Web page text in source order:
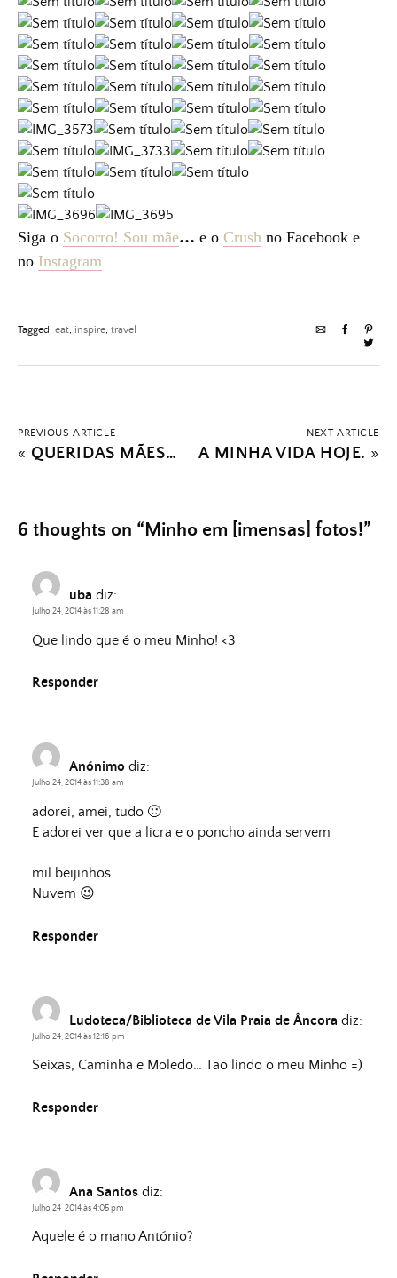
Siga o Socorro! Sou mãe… e o Crush no Facebook e
no Instagram
Tagged: eat inspire travel
PREVIOUS ARTICLE
« QUERIDAS MÃES…
NEXT ARTICLE
A MINHA VIDA HOJE. »
6 thoughts on “Minho em [imensas] fotos!”
uba diz:
Julho 24, 2014 às 11:28 am
Que lindo que é o meu Minho! <3
Responder
Anónimo diz:
Julho 24, 2014 às 11:38 am
adorei, amei, tudo 🙂
E adorei ver que a licra e o poncho ainda servem
mil beijinhos
Nuvem 😉
Responder
Ludoteca/Biblioteca de Vila Praia de Âncora diz:
Julho 24, 2014 às 12:16 pm
Seixas, Caminha e Moledo… Tão lindo o meu Minho =)
Responder
Ana Santos diz:
Julho 24, 2014 às 4:05 pm
Aquele é o mano António?